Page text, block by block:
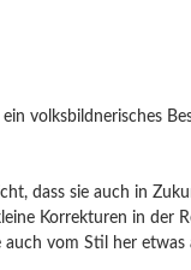
volksbildnerisches
dass sie auch in
Korrekturen in der
auch vom Stil her